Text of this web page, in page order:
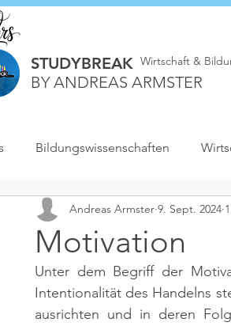
STUDYBREAK
BY ANDREAS ARMSTER
Wirtschaft &
Bildungswissenschaften
Motivation
Andreas Armster 9. Sept. 2024
Unter dem Begriff der
Intentionalität des Handelns
ausrichten und in deren